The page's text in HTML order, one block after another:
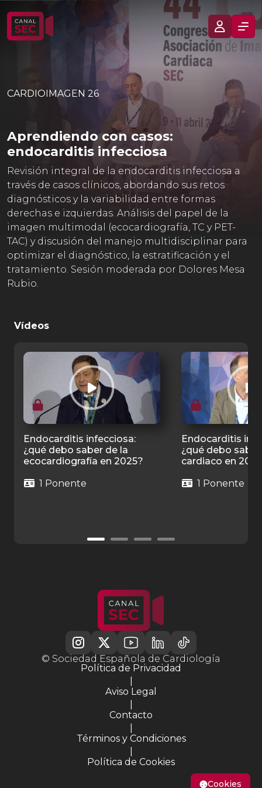
CARDIOIMAGEN 26
Aprendiendo con casos:
endocarditis infecciosa
Revisión integral de la endocarditis infecciosa a
través de casos clínicos, abordando sus retos
diagnósticos y la variabilidad entre formas
derechas e izquierdas. Análisis del papel de la
imagen multimodal (ecocardiografía, TC y PET-
TAC) y discusión del manejo multidisciplinar para
optimizar el diagnóstico, la estratificación y el
tratamiento. Sesión moderada por Dolores Mesa
Rubio.
Vídeos
Endocarditis infecciosa:
¿qué debo saber de la
ecocardiografía en 2025?
1 Ponente
Endocarditis
¿qué debo
cardiaco en
1 Ponente
© Sociedad Española de Cardiología
Política de Privacidad
|
Aviso Legal
|
Contacto
|
Términos y Condiciones
|
Política de Cookies
Cookies